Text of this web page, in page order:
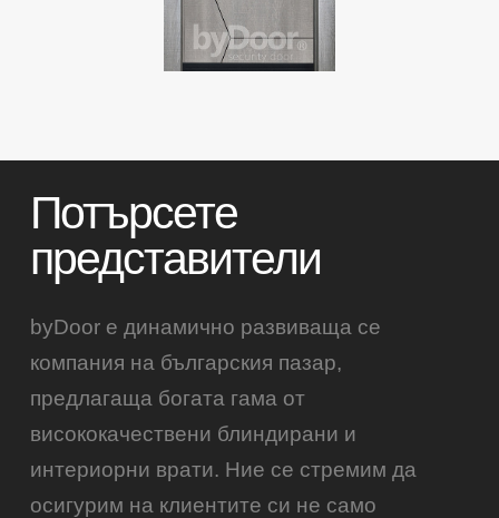
Потърсете
представители
byDoor е динамично развиваща се
компания на българския пазар,
предлагаща богата гама от
висококачествени блиндирани и
интериорни врати. Ние се стремим да
осигурим на клиентите си не само